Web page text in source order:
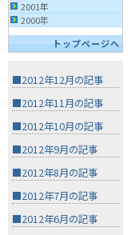
2001年
2000年
トップページへ
■2012年12月の記事
■2012年11月の記事
■2012年10月の記事
■2012年9月の記事
■2012年8月の記事
■2012年7月の記事
■2012年6月の記事